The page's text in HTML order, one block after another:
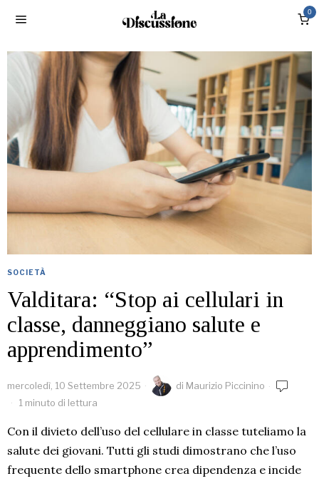
0
SOCIETÀ
Valditara: “Stop ai cellulari in
classe, danneggiano salute e
apprendimento”
mercoledì, 10 Settembre 2025 di Maurizio Piccinino
1 minuto di lettura
Con il divieto dell’uso del cellulare in classe tuteliamo la
salute dei giovani. Tutti gli studi dimostrano che l’uso
frequente dello smartphone crea dipendenza e incide